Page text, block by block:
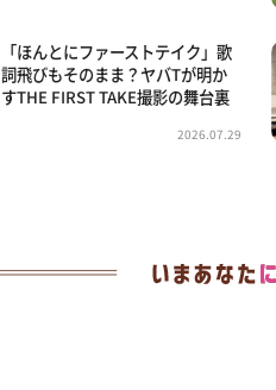
「ほんとにファーストテイク」歌
詞飛びもそのまま？ヤバTが明か
すTHE FIRST TAKE撮影の舞台裏
2026.07.29